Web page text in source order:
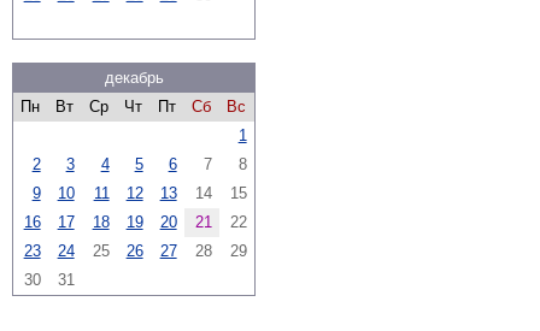
декабрь
Пн
Вт Ср Чт Пт Сб
Вс
1
2
3 4 5 6 7
8
9
10 11 12 13 14
15
16
17 18 19 20 21
22
23
24 25 26 27 28
29
30
31